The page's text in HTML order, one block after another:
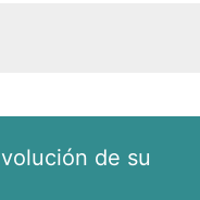
de su